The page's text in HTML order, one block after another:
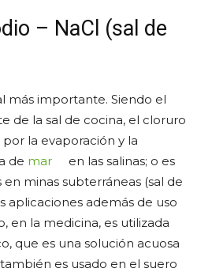
– NaCl (sal de
más importante. Siendo el
de la sal de cocina, el cloruro
la evaporación y la
de mar
en las salinas; o es
minas subterráneas (sal de
aplicaciones además de uso
en la medicina, es utilizada
que es una solución acuosa
es usado en el suero